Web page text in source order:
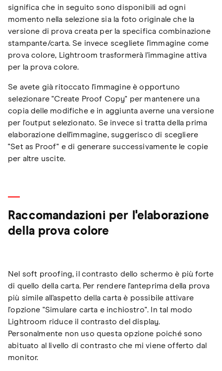
significa che in seguito sono disponibili ad ogni
momento nella selezione sia la foto originale che la
versione di prova creata per la specifica combinazione
stampante/carta. Se invece scegliete l'immagine come
prova colore, Lightroom trasformerà l'immagine attiva
per la prova colore.
Se avete già ritoccato l'immagine è opportuno
selezionare "Create Proof Copy" per mantenere una
copia delle modifiche e in aggiunta averne una versione
per l'output selezionato. Se invece si tratta della prima
elaborazione dell'immagine, suggerisco di scegliere
"Set as Proof" e di generare successivamente le copie
per altre uscite.
Raccomandazioni per l'elaborazione
della prova colore
Nel soft proofing, il contrasto dello schermo è più forte
di quello della carta. Per rendere l'anteprima della prova
più simile all'aspetto della carta è possibile attivare
l'opzione "Simulare carta e inchiostro". In tal modo
Lightroom riduce il contrasto del display.
Personalmente non uso questa opzione poiché sono
abituato al livello di contrasto che mi viene offerto dal
monitor.